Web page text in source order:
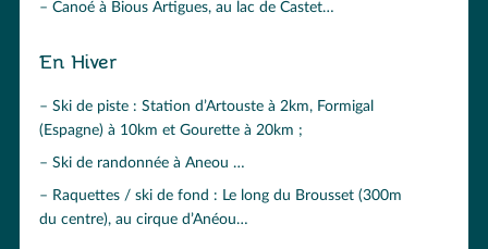
Canoé à Bious Artigues, au lac de Castet…
En Hiver
Ski de piste : Station d’Artouste à 2km, Formigal
(Espagne) à 10km et Gourette à 20km ;
Ski de randonnée à Aneou …
Raquettes / ski de fond : Le long du Brousset (300m
du centre), au cirque d’Anéou…